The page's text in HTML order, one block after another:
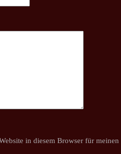
in diesem Browser für meinen